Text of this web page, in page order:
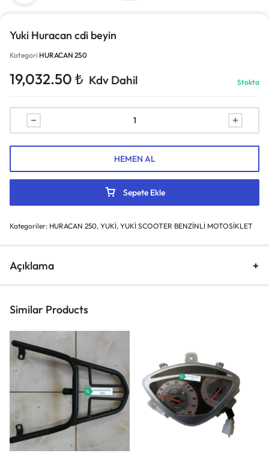
Yuki Huracan cdi beyin
Kategori HURACAN 250
19,032.50 ₺ Kdv Dahil Stokta
Sepete Ekle
HEMEN AL
Kategoriler: HURACAN 250, YUKİ, YUKİ SCOOTER BENZİNLİ MOTOSİKLET
Açıklama
Similar Products